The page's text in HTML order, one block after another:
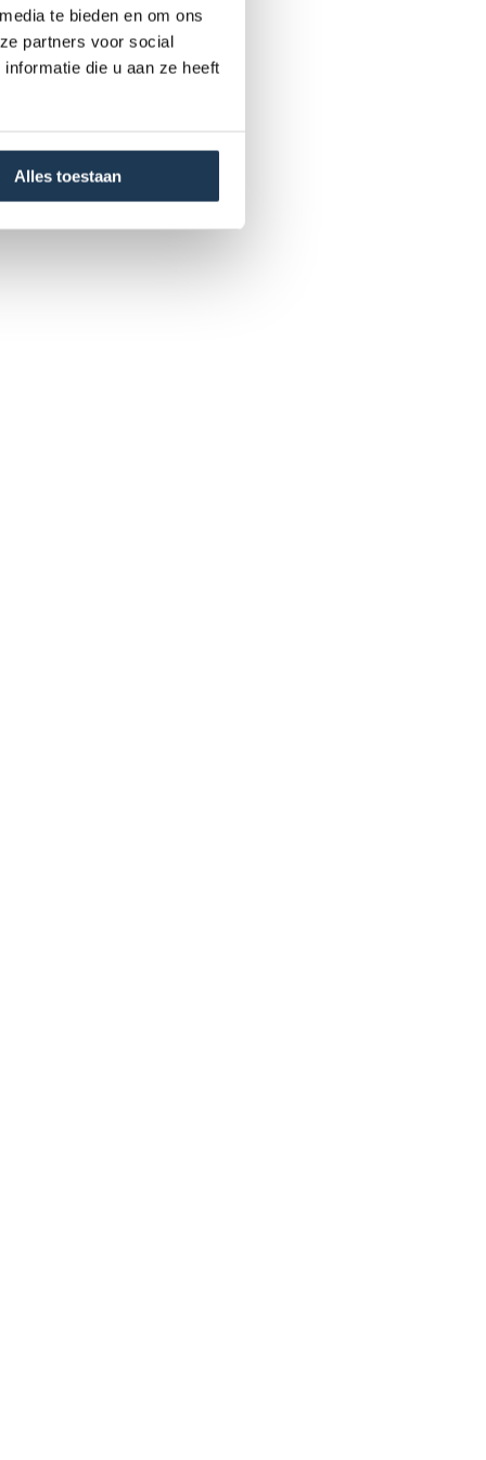
te bieden en om ons
partners voor social
die u aan ze heeft
Alles toestaan